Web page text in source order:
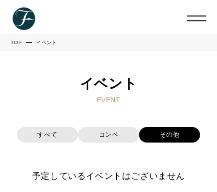
TOP イベント
イベント
EVENT
すべて コンペ その他
予定しているイベントはございません